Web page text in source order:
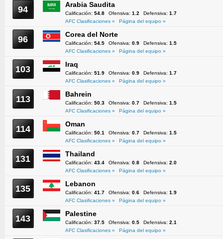
94 Arabia Saudita
Calificación: 54.8 Ofensiva: 1.2 Defensiva: 1.7
AFC Clasificaciones »
Página del equipo »
96 Corea del Norte
Calificación: 54.5 Ofensiva: 0.9 Defensiva: 1.5
AFC Clasificaciones »
Página del equipo »
103 Iraq
Calificación: 51.9 Ofensiva: 0.9 Defensiva: 1.7
AFC Clasificaciones »
Página del equipo »
113 Bahrein
Calificación: 50.3 Ofensiva: 0.7 Defensiva: 1.5
AFC Clasificaciones »
Página del equipo »
114 Oman
Calificación: 50.1 Ofensiva: 0.7 Defensiva: 1.5
AFC Clasificaciones »
Página del equipo »
131 Thailand
Calificación: 43.4 Ofensiva: 0.8 Defensiva: 2.0
AFC Clasificaciones »
Página del equipo »
135 Lebanon
Calificación: 41.7 Ofensiva: 0.6 Defensiva: 1.9
AFC Clasificaciones »
Página del equipo »
143 Palestine
Calificación: 37.5 Ofensiva: 0.5 Defensiva: 2.1
AFC Clasificaciones »
Página del equipo »